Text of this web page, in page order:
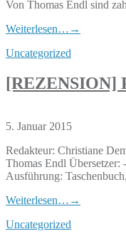
Von Thomas Endl sind
Weiterlesen… →
Uncategorized
[REZENSION]
5. Januar 2015
Redakteur: Christiane
Thomas Endl Übersetzer:
Ausführung:
Weiterlesen… →
Uncategorized